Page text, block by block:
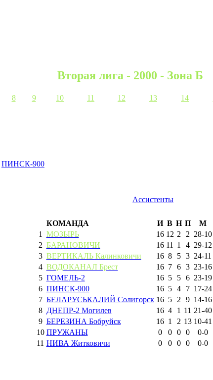
Вторая лига - 2000 - Зона Б
8 9 10 11 12 13 14
ПИНСК-900
Ассистенты
КОМАНДА И В Н П М
1
МОЗЫРЬ 16 12 2 2 28-10
2 БАРАНОВИЧИ 16 11 1 4 29-12
3 ВЕРТИКАЛЬ Калинковичи 16 8 5 3 24-11
4 ВОДОКАНАЛ Брест 16 7 6 3 23-16
5 ГОМЕЛЬ-2 16 5 5 6 23-19
6 ПИНСК-900 16 5 4 7 17-24
7 БЕЛАРУСЬКАЛИЙ Солигорск 16 5 2 9 14-16
8 ДНЕПР-2 Могилев 16 4 1 11 21-40
9 БЕРЕЗИНА Бобруйск 16 1 2 13 10-41
10 ПРУЖАНЫ 0 0 0 0 0-0
11 НИВА Житковичи 0 0 0 0 0-0